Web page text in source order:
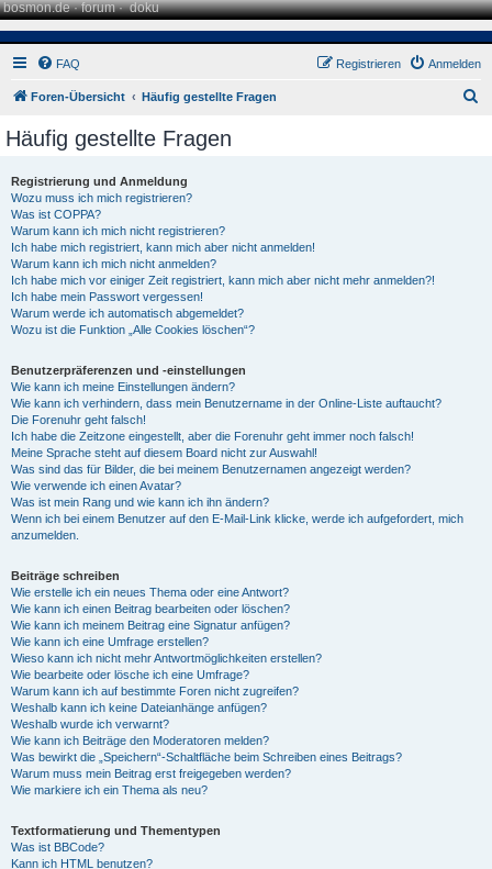
bosmon.de·forum·doku
FAQ Anmelden
Registrieren
Foren-Übersicht Häufig gestellte Fragen
Häufig gestellte Fragen
Registrierung und Anmeldung
Wozu muss ich mich registrieren?
Was ist COPPA?
Warum kann ich mich nicht registrieren?
Ich habe mich registriert, kann mich aber nicht anmelden!
Warum kann ich mich nicht anmelden?
Ich habe mich vor einiger Zeit registriert, kann mich aber nicht mehr anmelden?!
Ich habe mein Passwort vergessen!
Warum werde ich automatisch abgemeldet?
Wozu ist die Funktion „Alle Cookies löschen“?
Benutzerpräferenzen und -einstellungen
Wie kann ich meine Einstellungen ändern?
Wie kann ich verhindern, dass mein Benutzername in der Online-Liste auftaucht?
Die Forenuhr geht falsch!
Ich habe die Zeitzone eingestellt, aber die Forenuhr geht immer noch falsch!
Meine Sprache steht auf diesem Board nicht zur Auswahl!
Was sind das für Bilder, die bei meinem Benutzernamen angezeigt werden?
Wie verwende ich einen Avatar?
Was ist mein Rang und wie kann ich ihn ändern?
Wenn ich bei einem Benutzer auf den E-Mail-Link klicke, werde ich aufgefordert, mich
anzumelden.
Beiträge schreiben
Wie erstelle ich ein neues Thema oder eine Antwort?
Wie kann ich einen Beitrag bearbeiten oder löschen?
Wie kann ich meinem Beitrag eine Signatur anfügen?
Wie kann ich eine Umfrage erstellen?
Wieso kann ich nicht mehr Antwortmöglichkeiten erstellen?
Wie bearbeite oder lösche ich eine Umfrage?
Warum kann ich auf bestimmte Foren nicht zugreifen?
Weshalb kann ich keine Dateianhänge anfügen?
Weshalb wurde ich verwarnt?
Wie kann ich Beiträge den Moderatoren melden?
Was bewirkt die „Speichern“-Schaltfläche beim Schreiben eines Beitrags?
Warum muss mein Beitrag erst freigegeben werden?
Wie markiere ich ein Thema als neu?
Textformatierung und Thementypen
Was ist BBCode?
Kann ich HTML benutzen?